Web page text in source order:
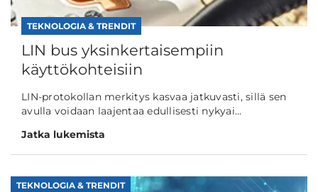
TEKNOLOGIA & TRENDIT
LIN bus yksinkertaisempiin
käyttökohteisiin
LIN-protokollan merkitys kasvaa jatkuvasti, sillä sen
avulla voidaan laajentaa edullisesti nykyai...
Jatka lukemista
TEKNOLOGIA & TRENDIT